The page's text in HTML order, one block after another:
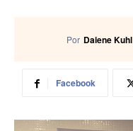
Por Daiene Kuhl
Facebook